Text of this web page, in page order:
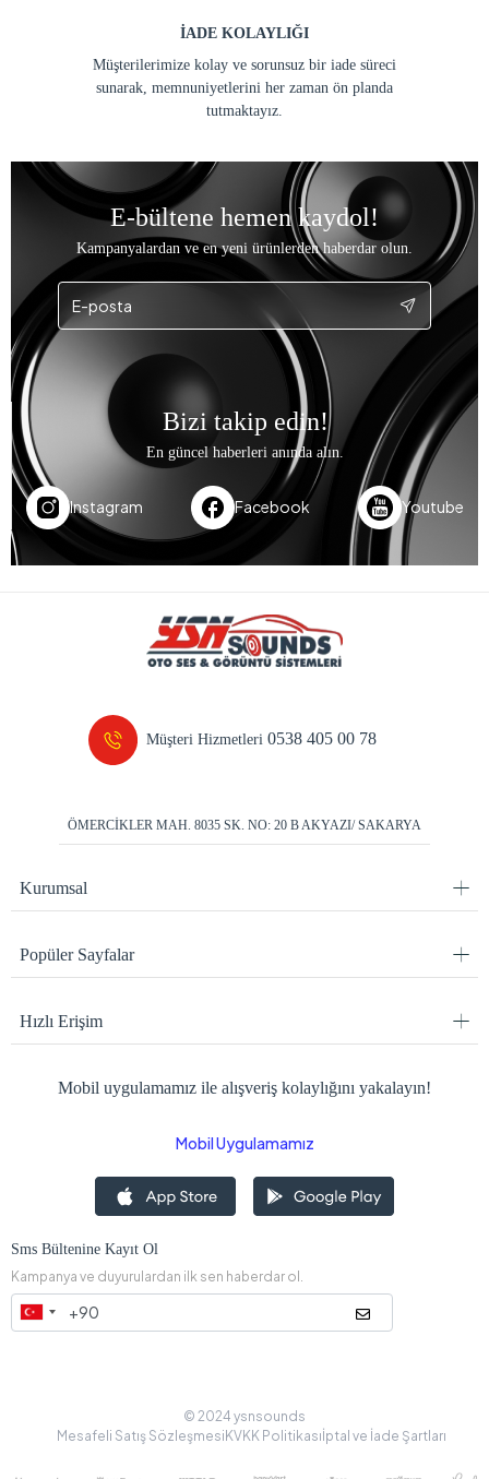
İADE KOLAYLIĞI
Müşterilerimize kolay ve sorunsuz bir iade süreci
sunarak, memnuniyetlerini her zaman ön planda
tutmaktayız.
E-bültene hemen kaydol!
Kampanyalardan ve en yeni ürünlerden haberdar olun.
Bizi takip edin!
En güncel haberleri anında alın.
Instagram Facebook Youtube
Müşteri Hizmetleri0538 405 00 78
ÖMERCİKLER MAH. 8035 SK. NO: 20 B AKYAZI/ SAKARYA
Kurumsal
Popüler Sayfalar
Hızlı Erişim
Mobil uygulamamız ile alışveriş kolaylığını yakalayın!
Mobil Uygulamamız
Sms Bültenine Kayıt Ol
Kampanya ve duyurulardan ilk sen haberdar ol.
© 2024 ysnsounds
Mesafeli Satış Sözleşmesi KVKK Politikasıİptal ve İade Şartları